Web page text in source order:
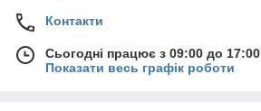
Контакти
Сьогодні працює з 09:00 до 17:00
Показати весь графік роботи